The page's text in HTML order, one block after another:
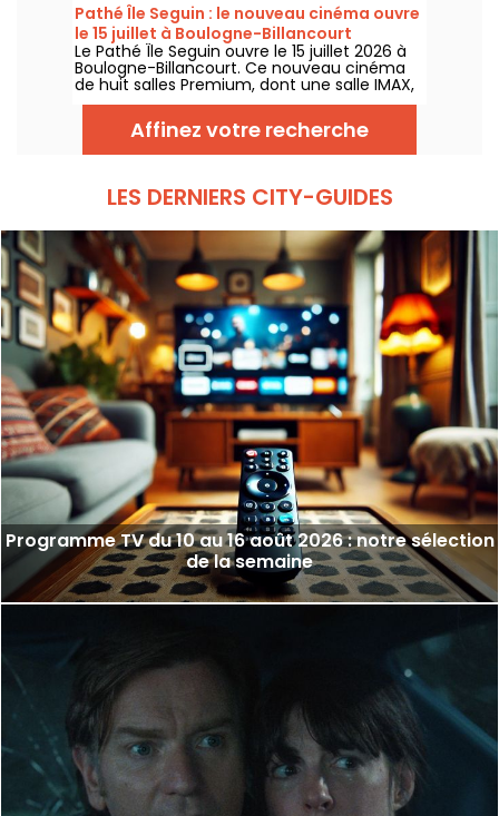
Pathé Île Seguin : le nouveau cinéma ouvre
le 15 juillet à Boulogne-Billancourt
Le Pathé Île Seguin ouvre le 15 juillet 2026 à
Boulogne-Billancourt. Ce nouveau cinéma
de huit salles Premium, dont une salle IMAX,
prend place au sein de la Pointe des Arts sur
l’Île Seguin.Affinez votre recherche
LES DERNIERS CITY-GUIDES
Programme TV du 10 au 16 août 2026 : notre sélection
de la semaine